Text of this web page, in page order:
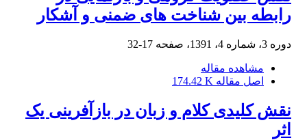
رابطه بین شناخت های ضمنی و آشکار
دوره 3، شماره 4، 1391، صفحه 17-32
مشاهده مقاله
اصل مقاله 174.42 K
نقش کلیدی کلام و زبان در بازآفرینی یک
اثر